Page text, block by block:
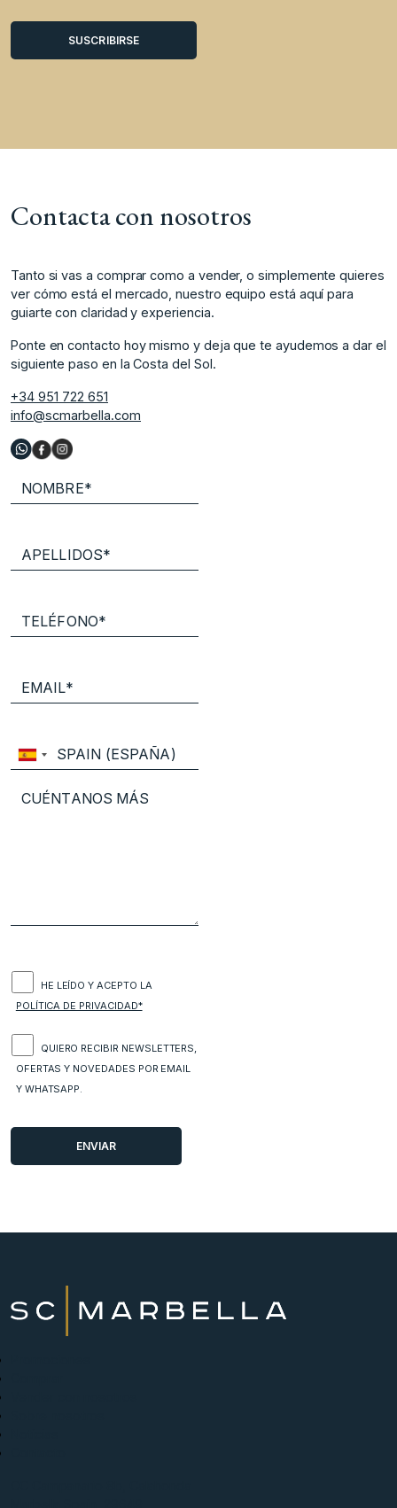
Contacta con nosotros
Tanto si vas a comprar como a vender, o simplemente quieres
ver cómo está el mercado, nuestro equipo está aquí para
guiarte con claridad y experiencia.
Ponte en contacto hoy mismo y deja que te ayudemos a dar el
siguiente paso en la Costa del Sol.
+34 951 722 651
info@scmarbella.com
HE LEÍDO Y ACEPTO LA
POLÍTICA DE PRIVACIDAD*
QUIERO RECIBIR NEWSLETTERS,
OFERTAS Y NOVEDADES POR EMAIL
Y WHATSAPP.